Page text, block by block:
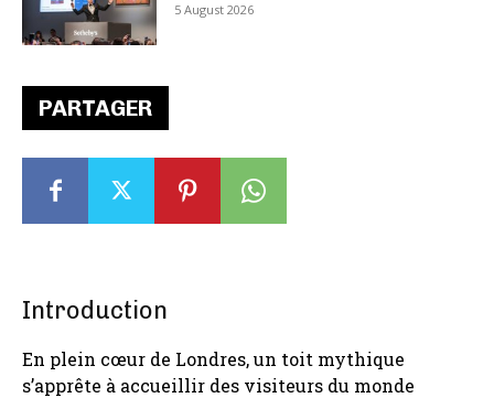
PARTAGER
Introduction
En plein cœur de Londres, un toit mythique
s’apprête à accueillir des visiteurs du monde
5 August 2026